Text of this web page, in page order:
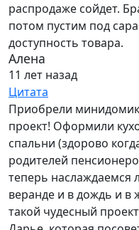
распродаже сойдет.
потом пустим под
доступность товара.
Алена
11 лет назад
Цитата
Приобрели
проект! Оформили
спальни (здорово
родителей
теперь наслаждаемся
веранде и в дождь и в
такой чудесный